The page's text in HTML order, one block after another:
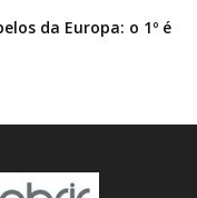
da Europa: o 1º é